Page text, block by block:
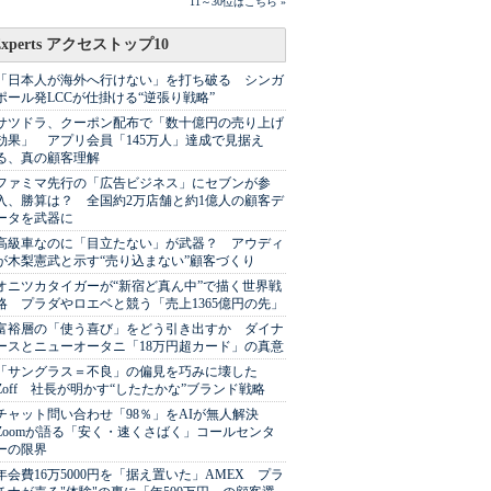
アクセストップ10
日本人が海外へ行けない」を打ち破る シンガ
ール発LCCが仕掛ける“逆張り戦略”
ツドラ、クーポン配布で「数十億円の売り上げ
果」 アプリ会員「145万人」達成で見据え
、真の顧客理解
ァミマ先行の「広告ビジネス」にセブンが参
、勝算は？ 全国約2万店舗と約1億人の顧客デ
タを武器に
級車なのに「目立たない」が武器？ アウディ
木梨憲武と示す“売り込まない”顧客づくり
ニツカタイガーが“新宿ど真ん中”で描く世界戦
プラダやロエベと競う「売上1365億円の先」
裕層の「使う喜び」をどう引き出すか ダイナ
スとニューオータニ「18万円超カード」の真意
サングラス＝不良」の偏見を巧みに壊した
社長が明かす“したたかな”ブランド戦略
ャット問い合わせ「98％」をAIが無人解決
が語る「安く・速くさばく」コールセンタ
の限界
会費16万5000円を「据え置いた」AMEX プラ